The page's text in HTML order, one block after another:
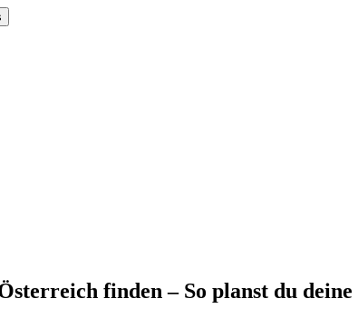
oder Fest buchen!
finden – So planst du